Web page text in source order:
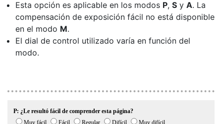
Esta opción es aplicable en los modos P, S y A. La
compensación de exposición fácil no está disponible
en el modo M.
El dial de control utilizado varía en función del
modo.